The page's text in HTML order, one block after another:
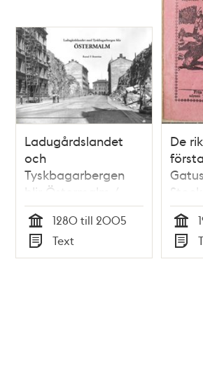
Ladugårdslandet
och
Tyskbagarbergen
blir Östermalm /
Raoul F. Boström
Tid
1280 till 2005
Typ
Text
De
Tid
Typ